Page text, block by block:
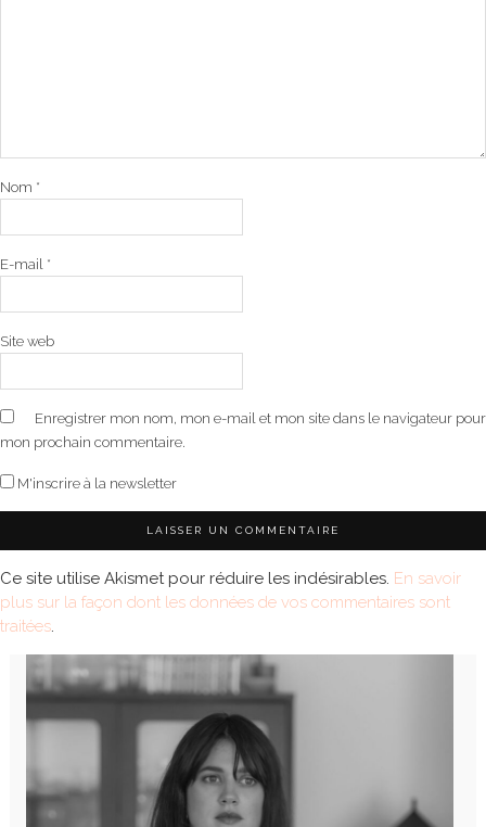
Nom *
E-mail *
Site web
Enregistrer mon nom, mon e-mail et mon site dans le navigateur pour
mon prochain commentaire.
M'inscrire à la newsletter
Ce site utilise Akismet pour réduire les indésirables. En savoir
plus sur la façon dont les données de vos commentaires sont
traitées.